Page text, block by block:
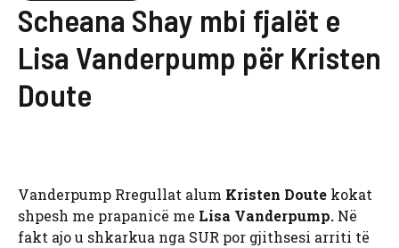
Scheana Shay mbi fjalët e
Lisa Vanderpump për Kristen
Doute
Vanderpump Rregullat alum Kristen Doute kokat
shpesh me prapanicë me Lisa Vanderpump. Në
fakt ajo u shkarkua nga SUR por gjithsesi arriti të